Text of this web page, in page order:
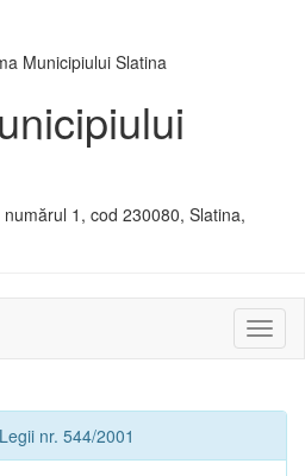
1, cod 230080, Slatina,
sau
nr. 544/2001